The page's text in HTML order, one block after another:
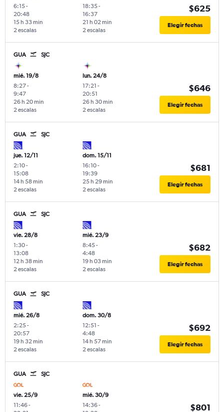
6:15-
20:48
2 escalas
15 h 33 min
18:35-
16:37
2 escalas
21 h 02 min
$625
Elegir fechas
GUA SJC
mié. 19/8
8:27-
9:47
2 escalas
26 h 20 min
lun. 24/8
17:21 -
20:51
2 escalas
26 h 30 min
$646
Elegir fechas
GUA SJC
jue. 12/11
2:10-
15:08
2 escalas
14 h 58 min
dom. 15/11
16:10-
19:39
2 escalas
25 h 29 min
$681
Elegir fechas
GUA SJC
vie. 28/8
1:30-
13:08
2 escalas
12 h 38 min
mié. 23/9
8:45-
4:48
2 escalas
19 h 03 min
$682
Elegir fechas
GUA SJC
mié. 26/8
2:25-
20:57
2 escalas
19 h 32 min
dom. 30/8
12:51 -
4:48
2 escalas
14 h 57 min
$692
Elegir fechas
GUA SJC
vie. 25/9
11:46-
mié. 30/9
14:36-
$801